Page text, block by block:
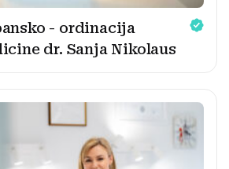
- ordinacija
dr. Sanja Nikolaus